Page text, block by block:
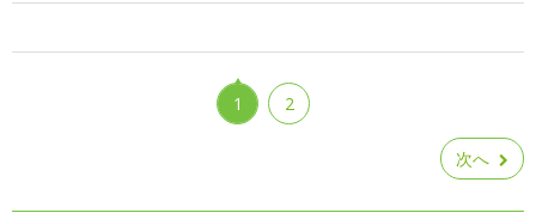
1 2
次へ